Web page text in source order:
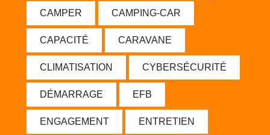
CAMPER CAMPING-CAR
CAPACITÉ CARAVANE
CLIMATISATION CYBERSÉCURITÉ
DÉMARRAGE EFB
ENGAGEMENT ENTRETIEN